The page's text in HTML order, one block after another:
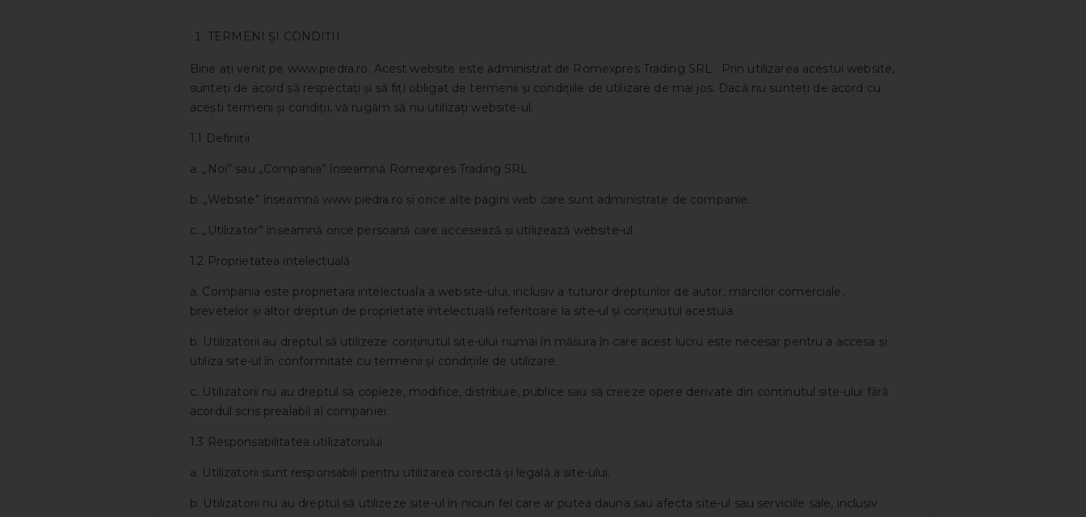
TERMENI ȘI CONDIȚII
Bine ați venit pe www.piedra.ro. Acest website este administrat de Romexpres Trading SRL . Prin utilizarea acestui website,
sunteți de acord să respectați și să fiți obligat de termenii și condițiile de utilizare de mai jos. Dacă nu sunteți de acord cu
acești termeni și condiții, vă rugăm să nu utilizați website-ul.
1.1 Definiții
a. „Noi” sau „Compania” înseamnă Romexpres Trading SRL .
b. „Website” înseamnă www.piedra.ro și orice alte pagini web care sunt administrate de companie.
c. „Utilizator” înseamnă orice persoană care accesează și utilizează website-ul.
1.2 Proprietatea intelectuală
a. Compania este proprietara intelectuala a website-ului, inclusiv a tuturor drepturilor de autor, mărcilor comerciale,
brevetelor și altor drepturi de proprietate intelectuală referitoare la site-ul și conținutul acestuia.
b. Utilizatorii au dreptul să utilizeze conținutul site-ului numai în măsura în care acest lucru este necesar pentru a accesa și
utiliza site-ul în conformitate cu termenii și condițiile de utilizare.
c. Utilizatorii nu au dreptul să copieze, modifice, distribuie, publice sau să creeze opere derivate din conținutul site-ului fără
acordul scris prealabil al companiei.
1.3 Responsabilitatea utilizatorului
a. Utilizatorii sunt responsabili pentru utilizarea corectă și legală a site-ului.
b. Utilizatorii nu au dreptul să utilizeze site-ul în niciun fel care ar putea dauna sau afecta site-ul sau serviciile sale, inclusiv